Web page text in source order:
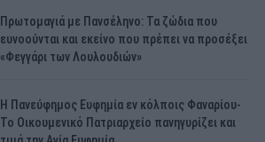
Πρωτομαγιά με Πανσέληνο: Τα ζώδια που
ευνοούνται και εκείνο που πρέπει να προσέξει
«Φεγγάρι των Λουλουδιών»
H Πανεύφημος Ευφημία εν κόλποις Φαναρίου-
Το Οικουμενικό Πατριαρχείο πανηγυρίζει και